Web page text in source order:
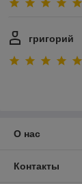
григорий
О нас
Контакты